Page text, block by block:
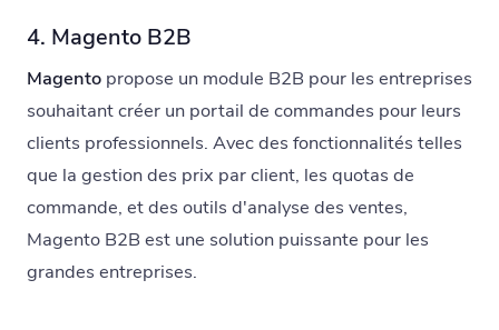
4. Magento B2B
Magento propose un module B2B pour les entreprises
souhaitant créer un portail de commandes pour leurs
clients professionnels. Avec des fonctionnalités telles
que la gestion des prix par client, les quotas de
commande, et des outils d'analyse des ventes,
Magento B2B est une solution puissante pour les
grandes entreprises.